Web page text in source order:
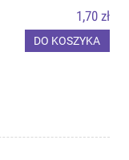
1,70 zł
DO KOSZYKA